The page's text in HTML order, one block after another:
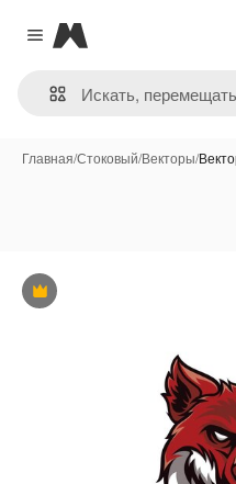
Close menu
Magnific
Главная/Стоковый/Векторы/
Премиум